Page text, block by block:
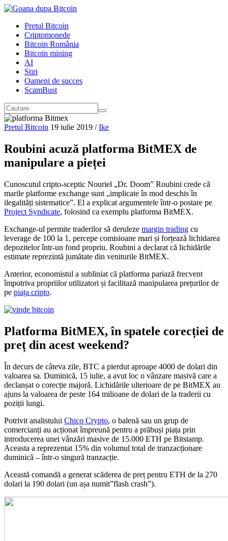
Pretul Bitcoin
Criptomonede
Bitcoin România
Bitcoin mining
AI
Stiri
Oameni de succes
ScamBust
Pretul Bitcoin 19 iulie 2019 / Ike
Roubini acuză platforma BitMEX de
manipulare a pieței
Cunoscutul cripto-sceptic Nouriel „Dr. Doom” Roubini crede că
marile platforme exchange sunt „implicate în mod deschis în
ilegalități sistematice”. El a explicat argumentele într-o postare pe
Project Syndicate, folosind ca exemplu platforma BitMEX.
Exchange-ul permite traderilor să deruleze margin trading cu
leverage de 100 la 1, percepe comisioane mari și forțează lichidarea
depozitelor într-un fond propriu. Roubini a declarat că lichidările
estimate reprezintă jumătate din veniturile BitMEX.
Anterior, economistul a subliniat că platforma pariază frecvent
împotriva propriilor utilizatori și facilitază manipularea prețurilor de
pe piața cripto.
Platforma BitMEX, în spatele corecției de
preț din acest weekend?
În decurs de câteva zile, BTC a pierdut aproape 4000 de dolari din
valoarea sa. Duminică, 15 iulie, a avut loc o vânzare masivă care a
declanșat o corecție majoră. Lichidările ulterioare de pe BitMEX au
ajuns la valoarea de peste 164 milioane de dolari de la traderii cu
poziții lungi.
Potrivit analistului Chico Crypto, o balenă sau un grup de
comercianți au acționat împreună pentru a prăbuși piața prin
introducerea unei vânzări masive de 15.000 ETH pe Bitstamp.
Aceasta a reprezentat 15% din volumul total de tranzacționare
duminică – într-o singură tranzacție.
Această comandă a generat scăderea de preț pentru ETH de la 270
dolari la 190 dolari (un așa numit”flash crash”).